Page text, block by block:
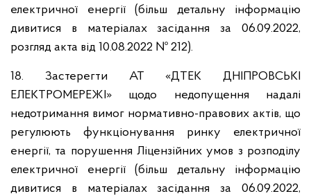
електричної енергії (більш детальну інформацію
дивитися в матеріалах засідання за 06.09.2022,
розгляд акта від 10.08.2022 № 212).
18. Застерегти АТ «ДТЕК ДНІПРОВСЬКІ
ЕЛЕКТРОМЕРЕЖІ» щодо недопущення надалі
недотримання вимог нормативно-правових актів, що
регулюють функціонування ринку електричної
енергії, та порушення Ліцензійних умов з розподілу
електричної енергії (більш детальну інформацію
дивитися в матеріалах засідання за 06.09.2022,